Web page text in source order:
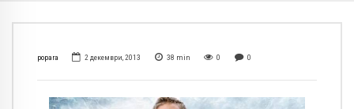
popara 2 декември, 2013 38 min 0 0